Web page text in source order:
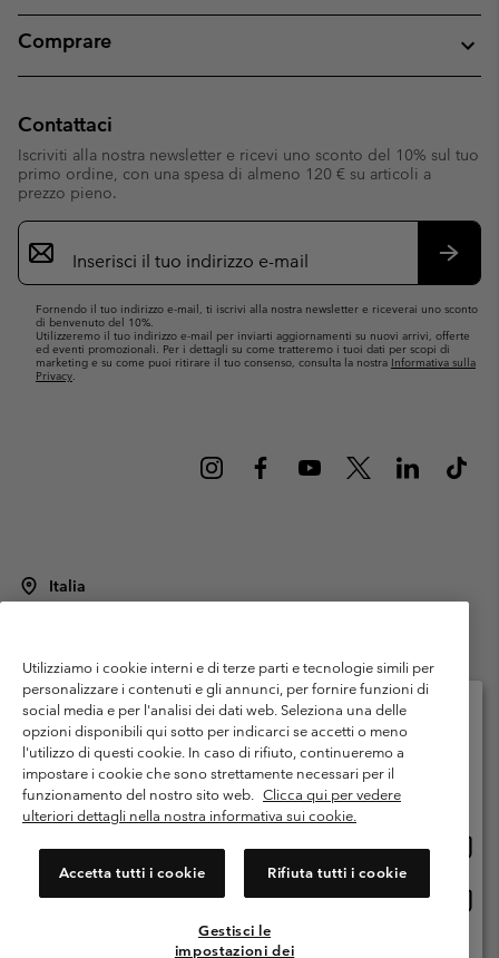
Comprare
Contattaci
Iscriviti alla nostra newsletter e ricevi uno sconto del 10% sul tuo
primo ordine, con una spesa di almeno 120 € su articoli a
prezzo pieno.
Iscrizione
e-
mail
Fornendo il tuo indirizzo e-mail, ti iscrivi alla nostra newsletter e riceverai uno sconto
di benvenuto del 10%.
Utilizzeremo il tuo indirizzo e-mail per inviarti aggiornamenti su nuovi arrivi, offerte
ed eventi promozionali. Per i dettagli su come tratteremo i tuoi dati per scopi di
marketing e su come puoi ritirare il tuo consenso, consulta la nostra Informativa sulla
Privacy.
Italia
Termini di utilizzo
Condizioni Generali di Venditaa
Garanzia
Politica sulla privacy
Termini e condizioni del programma di membership
Condizioni di utilizzo dei contenuti generati dagli utenti
Impressum
Cookies
Public CBCR
Servizio clienti: Lun. - ven. 9:00 - 13:00 & 14:00- 18:00
(+)390694804176
Utilizziamo i cookie interni e di terze parti e tecnologie simili per
personalizzare i contenuti e gli annunci, per fornire funzioni di
social media e per l'analisi dei dati web. Seleziona una delle
opzioni disponibili qui sotto per indicarci se accetti o meno
l'utilizzo di questi cookie. In caso di rifiuto, continueremo a
impostare i cookie che sono strettamente necessari per il
funzionamento del nostro sito web. Clicca qui per vedere
ulteriori dettagli nella nostra informativa sui cookie.
Accetta tutti i cookie Rifiuta tutti i cookie
Gestisci le
impostazioni dei
Seleziona il paese di spedizione e la lingua
Shopping online disponibile
online
Italia
online